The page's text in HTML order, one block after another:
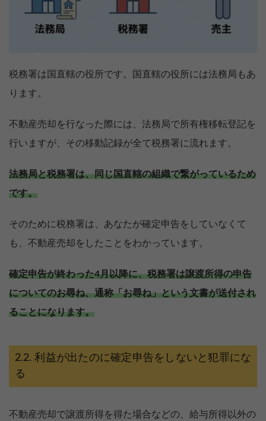
税務署は国直轄の役所です。国直轄の役所には法務局もあ
ります。
不動産売却を行なった際には、法務局で所有権移転登記を
行いますが、その移動記録が全て税務署に流れます。
法務局と税務署は、同じ国直轄の組織で繋がっているため
です。
そのために税務署は、あなたが確定申告をしていなくて
も、不動産売却をしたことをわかっています。
確定申告が終わった4月以降に、税務署は譲渡所得の申告
についてのお尋ね、通称「お尋ね」という文書が送付され
ることになります。
利益が出たのに確定申告をしないと犯罪にな
る
不動産売却で譲渡所得を得た場合などの、給与所得以外の